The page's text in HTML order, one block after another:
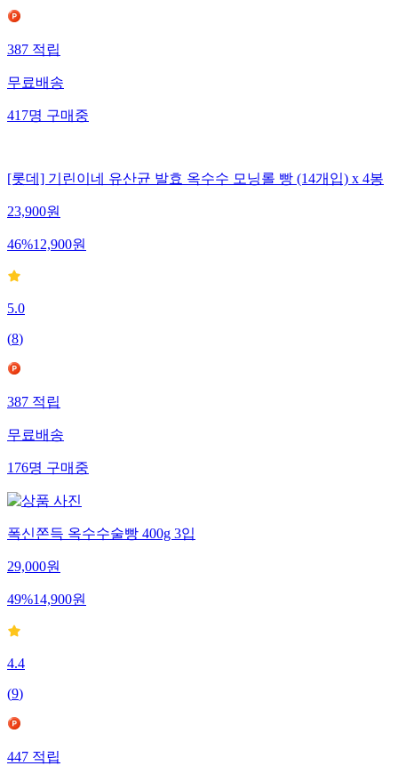
387적립
무료배송
417명구매중
[롯데] 기린이네 유산균 발효 옥수수 모닝롤 빵 (14개입) x 4봉
23,900원
46%12,900원
5.0
(8)
387적립
무료배송
176명구매중
폭신쫀득 옥수수술빵 400g 3입
29,000원
49%14,900원
4.4
(9)
447적립